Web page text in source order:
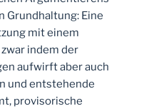
Grundhaltung: Eine
mit einem
indem der
aufwirft aber auch
und entstehende
provisorische